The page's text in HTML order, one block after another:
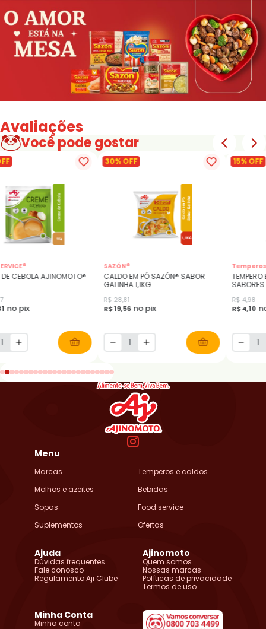
Avaliações
Você pode gostar
CEBOLA AJINOMOTO®
no pix
30% OFF
SAZÓN®
CALDO EM PÓ SAZÓN® SABOR
GALINHA 1,1KG
R$ 28,81
R$ 19,56 no pix
15% OFF
TEMPERO
R$ 4,98
R$ 4,10
Menu
Marcas
Temperos e caldos
Molhos e azeites
Bebidas
Sopas
Food service
Suplementos
Ofertas
Ajuda
Dúvidas frequentes
Fale conosco
Regulamento Aji Clube
Ajinomoto
Quem somos
Nossas marcas
Políticas de privacidade
Termos de uso
Minha Conta
Minha conta